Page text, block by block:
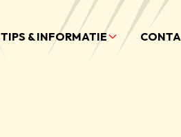
TIPS & INFORMATIE